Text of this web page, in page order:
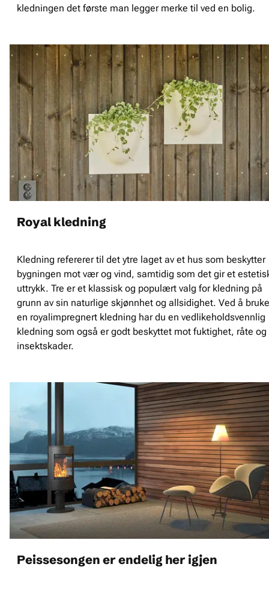
kledningen det første man legger merke til ved en bolig.
Royal kledning
Kledning refererer til det ytre laget av et hus som beskytter
bygningen mot vær og vind, samtidig som det gir et
uttrykk. Tre er et klassisk og populært valg for kledning på
grunn av sin naturlige skjønnhet og allsidighet. Ved å bruke
en royalimpregnert kledning har du en vedlikeholdsvennlig
kledning som også er godt beskyttet mot fuktighet, råte og
insektskader.
Peissesongen er endelig her igjen